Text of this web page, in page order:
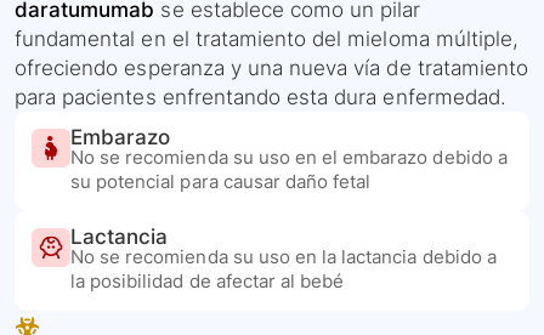
daratumumab se establece como un pilar
fundamental en el tratamiento del mieloma múltiple,
ofreciendo esperanza y una nueva vía de tratamiento
para pacientes enfrentando esta dura enfermedad.
Embarazo
No se recomienda su uso en el embarazo debido a
su potencial para causar daño fetal
Lactancia
No se recomienda su uso en la lactancia debido a
la posibilidad de afectar al bebé